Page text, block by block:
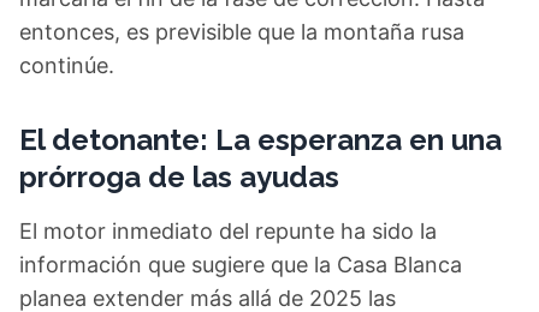
entonces, es previsible que la montaña rusa
continúe.
El detonante: La esperanza en una
prórroga de las ayudas
El motor inmediato del repunte ha sido la
información que sugiere que la Casa Blanca
planea extender más allá de 2025 las